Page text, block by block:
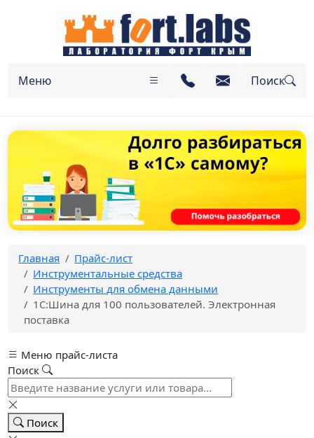
Меню Поиск
Главная
Прайс-лист
Инструментальные средства
Инструменты для обмена данными
1С:Шина для 100 пользователей. Электронная
поставка
Меню прайс-листа
Поиск
Поиск